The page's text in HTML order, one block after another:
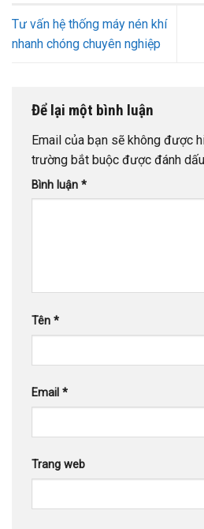
Tư vấn hệ thống máy nén khí
nhanh chóng chuyên nghiệp
Để lại một bình luận
Email của bạn sẽ không được
trường bắt buộc được đánh dấu
Bình luận *
Tên *
Email *
Trang web